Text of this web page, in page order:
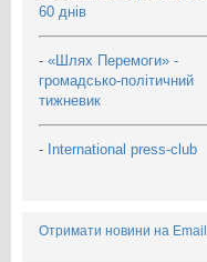
60 днів
- «Шлях Перемоги» -
громадсько-політичний
тижневик
- International press-club
Отримати новини на Email